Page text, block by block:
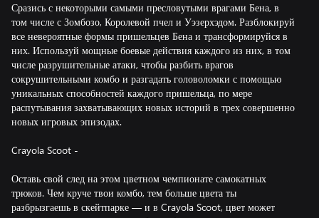
Сразись с некоторыми самыми пресловутыми врагами Бена, в
том числе с Зомбозо, Королевой пчел и Уэзерхэдом. Разблокируй
все невероятные формы пришельцев Бена и трансформируйся в
них. Используй мощные боевые действия каждого из них, в том
числе разрушительные атаки, чтобы разбить врагов
сокрушительными комбо и разгадать головоломки с помощью
уникальных способностей каждого пришельца, по мере
распутывания захватывающих новых историй в трех совершенно
новых игровых эпизодах.
Crayola Scoot -
Оставь свой след на этом цветном чемпионате самокатных
трюков. Чем круче твои комбо, тем больше цвета ты
разбрызгаешь в скейтпарке — и в Crayola Scoot, цвет может